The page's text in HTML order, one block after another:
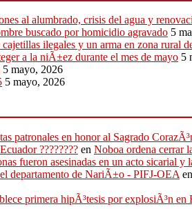
al alumbrado, crisis del agua y
buscado por homicidio agravado 5
ilegales y un arma en zona rural
a la niÃ±ez durante el mes de mayo 5
5 mayo, 2026
5 mayo, 2026
patronales en honor al Sagrado
???????? en Noboa ordena cerrar
fueron asesinadas en un acto sicarial
departamento de NariÃ±o - PIFJ-OEA en
primera hipÃ³tesis por explosiÃ³n en